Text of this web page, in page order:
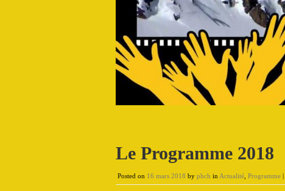
Le Programme 2018
Posted on 16 mars 2018 by phch in Actualité Programme |